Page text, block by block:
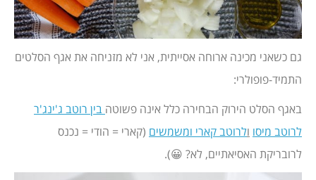
גם כשאני מכינה ארוחה אסייתית, אני לא מזניחה את אגף הסלטים
התמיד-פופולרי:
באגף הסלט הירוק הבחירה כלל אינה פשוטה בין רוטב ג'ינג'ר
לרוטב מיסו ולרוטב קארי ומשמשים (קארי = הודי = נכנס
לרובריקת האסיאתיים, לא? 😀).